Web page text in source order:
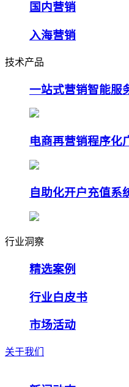
国内营销
入海营销
技术产品
一站式营销智能服
电商再营销程序化
自助化开户充值系
行业洞察
精选案例
行业白皮书
市场活动
关于我们